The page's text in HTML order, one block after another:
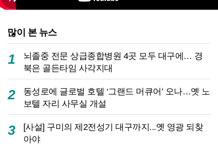
많이 본 뉴스
1
뇌졸중 전문 상급종합병원 4곳 모두 대구에… 경
북은 골든타임 사각지대
2
동성로에 글로벌 호텔 ‘그랜드 머큐어’ 오나…옛 노
보텔 자리 사무실 개설
3
[사설] 구미의 제2전성기 대구까지...옛 영광 되찾
아야